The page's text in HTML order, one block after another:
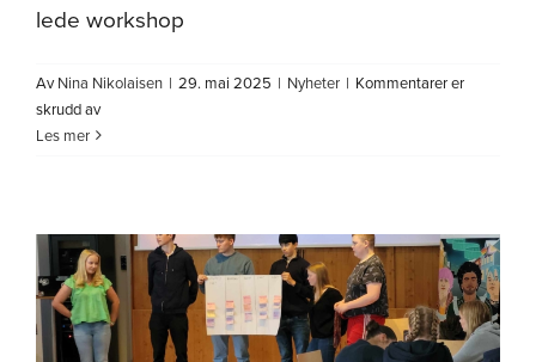
lede workshop
AvNina Nikolaisen | 29. mai 2025 | Nyheter | Kommentarer er
skrudd avfor
UNGDOM
og
vi
fikk
bidra!
Les mer